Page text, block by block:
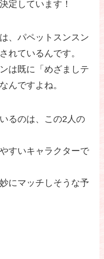
定しています！
、パペットスンスン
れているんです。
は既に「めざましテ
んですよね。
るのは、この2人の
すいキャラクターで
にマッチしそうな予